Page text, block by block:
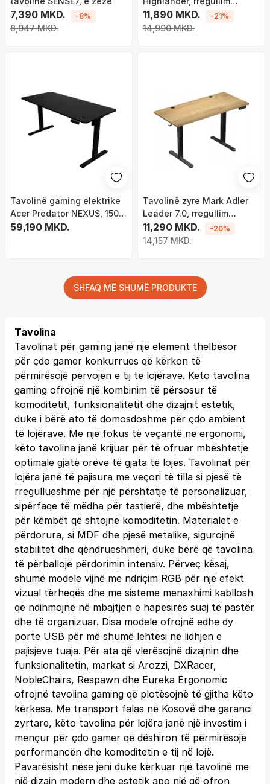
7,390 MKD.
8,047 MKD.
-8%
elektrik lartësie, 120 cm,
kafe
11,890 MKD.
14,990 MKD.
-21%
Tavolinë gaming elektrike
Acer Predator NEXUS, 150
cm, deri 80 kg, e zezë
59,190 MKD.
Tavolinë zyre Mark Adler
Leader 7.0, rregullim
elektrik lartësie, kapacitet
80 kg, ngjyrë druri
11,290 MKD.
14,157 MKD.
-20%
SHFAQ MË SHUMË PRODUKTE
Tavolina
Tavolinat për gaming janë një element thelbësor
për çdo gamer konkurrues që kërkon të
përmirësojë përvojën e tij të lojërave. Këto tavolina
gaming ofrojnë një kombinim të përsosur të
komoditetit, funksionalitetit dhe dizajnit estetik,
duke i bërë ato të domosdoshme për çdo ambient
të lojërave. Me një fokus të veçantë në ergonomi,
këto tavolina janë krijuar për të ofruar mbështetje
optimale gjatë orëve të gjata të lojës. Tavolinat për
lojëra janë të pajisura me veçori të tilla si pjesë të
rregullueshme për një përshtatje të personalizuar,
sipërfaqe të mëdha për tastierë, dhe mbështetje
për këmbët që shtojnë komoditetin. Materialet e
përdorura, si MDF dhe pjesë metalike, sigurojnë
stabilitet dhe qëndrueshmëri, duke bërë që tavolina
të përballojë përdorimin intensiv. Përveç kësaj,
shumë modele vijnë me ndriçim RGB për një efekt
vizual tërheqës dhe me sisteme menaxhimi kabllosh
që ndihmojnë në mbajtjen e hapësirës suaj të pastër
dhe të organizuar. Disa modele ofrojnë edhe dy
porte USB për më shumë lehtësi në lidhjen e
pajisjeve tuaja. Për ata që vlerësojnë dizajnin dhe
funksionalitetin, markat si Arozzi, DXRacer,
NobleChairs, Respawn dhe Eureka Ergonomic
ofrojnë tavolina gaming që plotësojnë të gjitha këto
kërkesa. Me transport falas në Kosovë dhe garanci
zyrtare, këto tavolina për lojëra janë një investim i
mençur për çdo gamer që dëshiron të përmirësojë
performancën dhe komoditetin e tij në lojë.
Pavarësisht nëse jeni duke kërkuar një tavolinë me
një dizajn modern dhe estetik apo një që ofron